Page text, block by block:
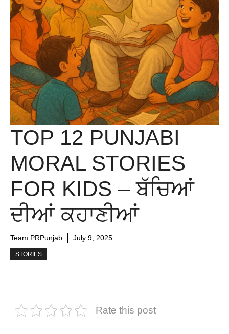
TOP 12 PUNJABI
MORAL STORIES
FOR KIDS – ਬੱਚਿਆਂ
ਦੀਆਂ ਕਹਾਣੀਆਂ
Team PRPunjab July 9, 2025
STORIES
Rate this post